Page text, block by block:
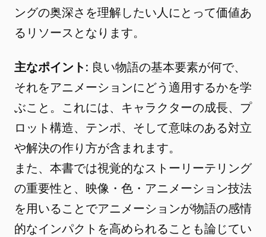
ングの奥深さを理解したい人にとって価値あ
るリソースとなります。
主なポイント: 良い物語の基本要素が何で、
それをアニメーションにどう適用するかを学
ぶこと。これには、キャラクターの成長、プ
ロット構造、テンポ、そして意味のある対立
や解決の作り方が含まれます。
また、本書では視覚的なストーリーテリング
の重要性と、映像・色・アニメーション技法
を用いることでアニメーションが物語の感情
的なインパクトを高められることも論じてい